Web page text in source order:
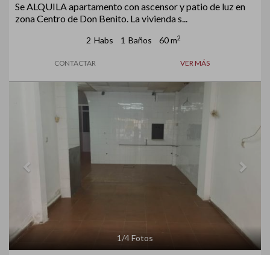
Se ALQUILA apartamento con ascensor y patio de luz en
zona Centro de Don Benito. La vivienda s...
2 Habs 1 Baños 60 m2
CONTACTAR VER MÁS
1/4Fotos